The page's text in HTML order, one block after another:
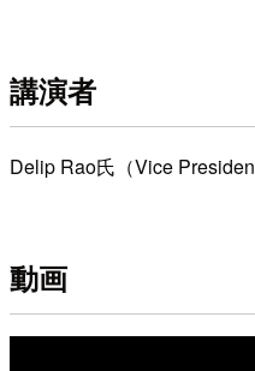
講演者
Delip Rao氏（Vice
動画